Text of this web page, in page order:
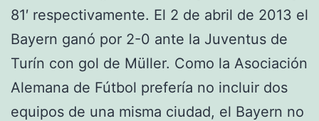
81′ respectivamente. El 2 de abril de 2013 el
Bayern ganó por 2-0 ante la Juventus de
Turín con gol de Müller. Como la Asociación
Alemana de Fútbol prefería no incluir dos
equipos de una misma ciudad, el Bayern no